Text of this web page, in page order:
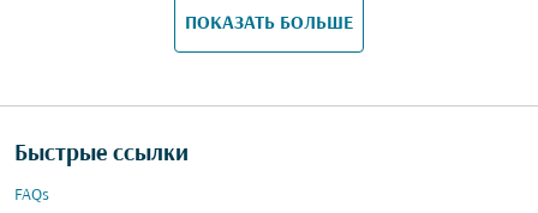
ПОКАЗАТЬ БОЛЬШЕ
Быстрые ссылки
FAQs